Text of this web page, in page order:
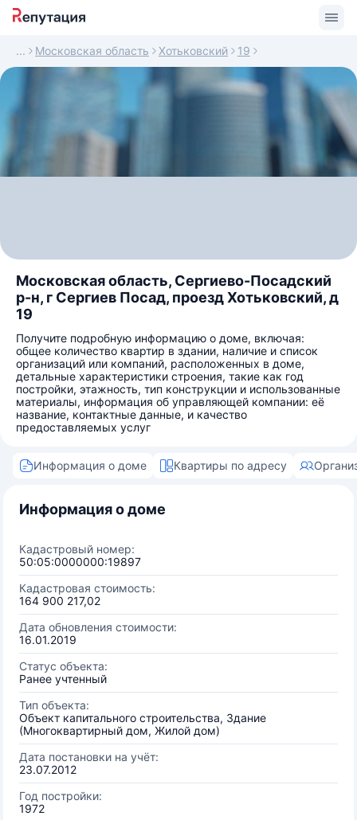
Московская область Хотьковский 19
Московская область, Сергиево-Посадский
р-н, г Сергиев Посад, проезд Хотьковский, д
19
Получите подробную информацию о доме, включая:
общее количество квартир в здании, наличие и список
организаций или компаний, расположенных в доме,
детальные характеристики строения, такие как год
постройки, этажность, тип конструкции и использованные
материалы, информация об управляющей компании: её
название, контактные данные, и качество
предоставляемых услуг
Информация о доме Квартиры по адресу
Информация о доме
Кадастровый номер:
50:05:0000000:19897
Кадастровая стоимость:
164 900 217,02
Дата обновления стоимости:
16.01.2019
Статус объекта:
Ранее учтенный
Тип объекта:
Объект капитального строительства, Здание
(Многоквартирный дом, Жилой дом)
Дата постановки на учёт:
23.07.2012
Год постройки:
1972